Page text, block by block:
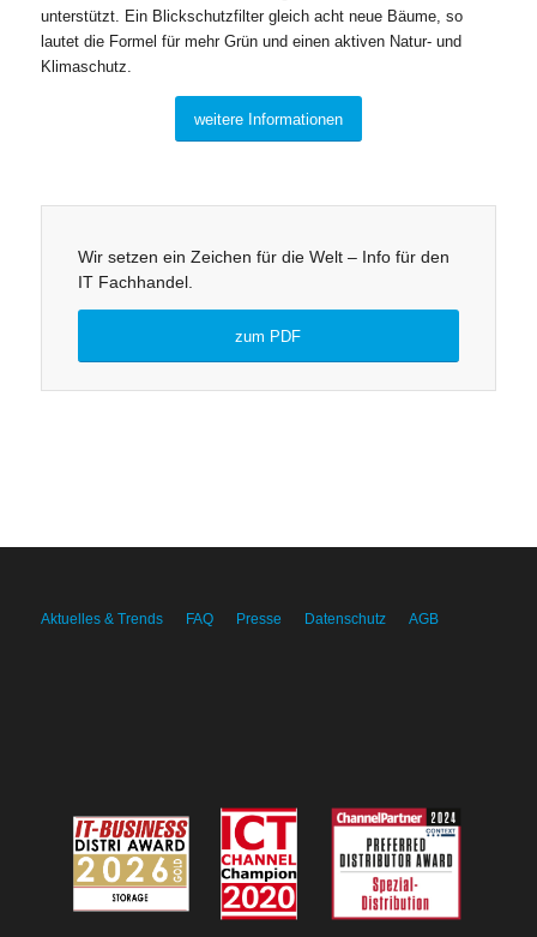
unterstützt. Ein Blickschutzfilter gleich acht neue Bäume, so
lautet die Formel für mehr Grün und einen aktiven Natur- und
Klimaschutz.
weitere Informationen
Wir setzen ein Zeichen für die Welt – Info für den
IT Fachhandel.
zum PDF
Aktuelles & Trends FAQ Presse Datenschutz AGB